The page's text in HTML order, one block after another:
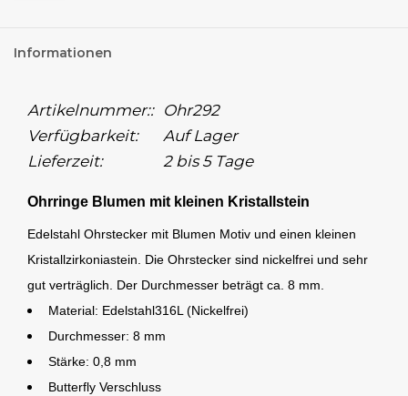
Informationen
Artikelnummer:: Ohr292
Verfügbarkeit:
Auf Lager
Lieferzeit:
2 bis 5 Tage
Ohrringe Blumen mit kleinen Kristallstein
Edelstahl Ohrstecker mit Blumen Motiv und einen kleinen
Kristallzirkoniastein. Die Ohrstecker sind nickelfrei und sehr
gut verträglich. Der Durchmesser beträgt ca. 8 mm.
Material: Edelstahl316L (Nickelfrei)
Durchmesser: 8 mm
Stärke: 0,8 mm
Butterfly Verschluss